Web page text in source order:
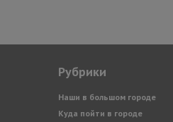
Рубрики
Наши в большом городе
Куда пойти в городе